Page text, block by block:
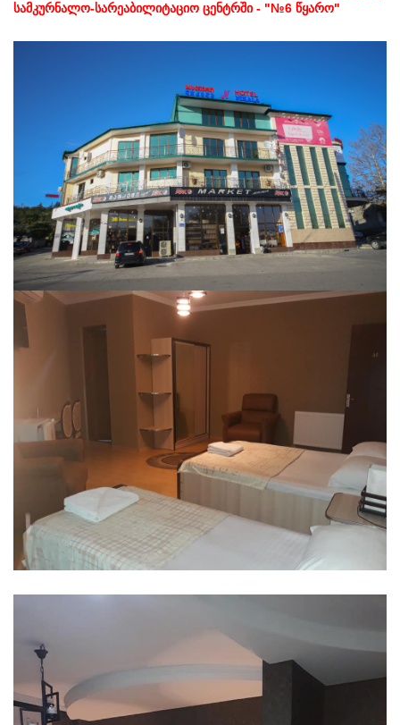
ოთახისტიპი რაოდენობა
კვების
გარეშე
საუზმით
ერთადგილიანი
სტანდარტული 70 ლ. 85 ლ.
ორადგილიანი სტანდარტული 17 90 ლ.
სამადგილიანი სტანდარტული 135 ლ. 180 ლ.
საოჯახო ლუქსი ოროთახიანი:
2 სტუმარი 190 ლ.
3 სტუმარი ----- 190 ლ. 235 ლ.
სამკურნალო-სარეაბილიტაციო ცენტრში - "№6 წყარო"